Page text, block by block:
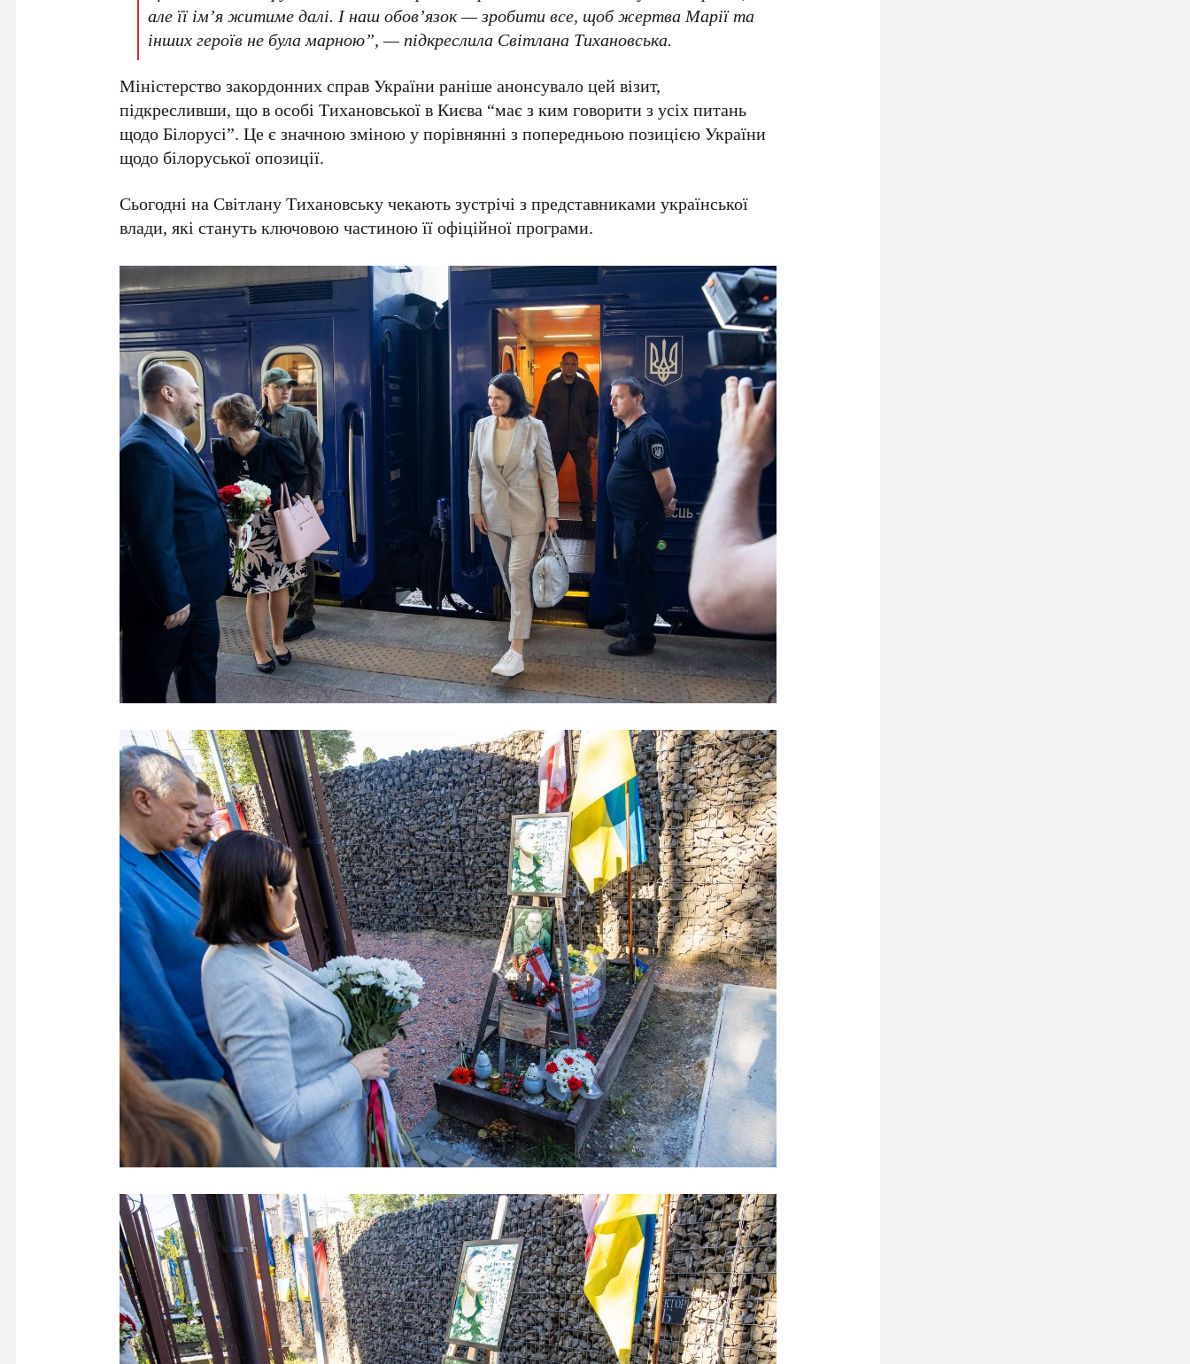
але її ім’я житиме далі. І наш обов’язок — зробити все, щоб жертва Марії та
інших героїв не була марною”, — підкреслила Світлана Тихановська.
Міністерство закордонних справ Українираніше анонсувало цей візит,
підкресливши, що в особіТихановськоївКиєва “має з ким говорити з усіх питань
щодо Білорусі”. Це є значною зміною у порівнянні з попередньою позицієюУкраїни
щодо білоруської опозиції.
Сьогодні наСвітлану Тихановськучекають зустрічі з представниками української
влади, які стануть ключовою частиною її офіційної програми.